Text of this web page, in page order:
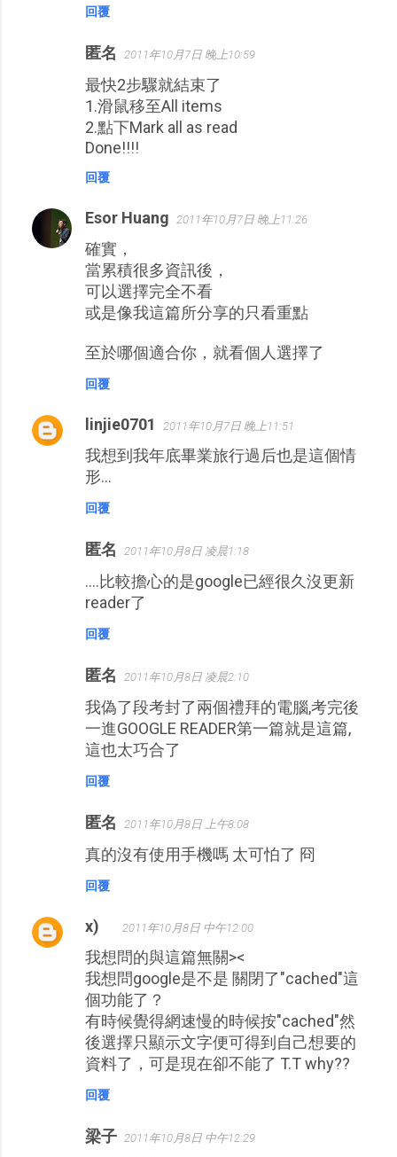
回覆
匿名 2011年10月7日 晚上10:59
最快2步驟就結束了
1.滑鼠移至All items
2.點下Mark all as read
Done!!!!
回覆
Esor Huang 2011年10月7日 晚上11:26
確實，
當累積很多資訊後，
可以選擇完全不看
或是像我這篇所分享的只看重點
至於哪個適合你，就看個人選擇了
回覆
linjie0701 2011年10月7日 晚上11:51
我想到我年底畢業旅行過后也是這個情
形...
回覆
匿名 2011年10月8日 凌晨1:18
....比較擔心的是google已經很久沒更新
reader了
回覆
匿名 2011年10月8日 凌晨2:10
我偽了段考封了兩個禮拜的電腦,考完後
一進GOOGLE READER第一篇就是這篇,
這也太巧合了
回覆
匿名 2011年10月8日 上午8:08
真的沒有使用手機嗎 太可怕了 冏
回覆
x) 2011年10月8日 中午12:00
我想問的與這篇無關><
我想問google是不是 關閉了"cached"這
個功能了？
有時候覺得網速慢的時候按"cached"然
後選擇只顯示文字便可得到自己想要的
資料了，可是現在卻不能了 T.T why??
回覆
梁子 2011年10月8日 中午12:29